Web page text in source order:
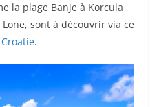
la plage Banje à Korcula
sont à découvrir via ce
.